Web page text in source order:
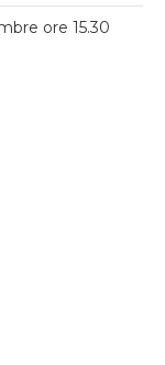
ore 15.30